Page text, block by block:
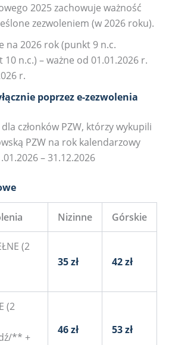
2025 zachowuje ważność
zezwoleniem (w 2026 roku).
na 2026 rok (punkt 9 n.c.
n.c.) – ważne od 01.01.2026 r.
r.
poprzez e-zezwolenia
członków PZW, którzy wykupili
PZW na rok kalendarzowy
– 31.12.2026
Nizinne Górskie
(2
35 zł 42 zł
(2
** +
46 zł 53 zł